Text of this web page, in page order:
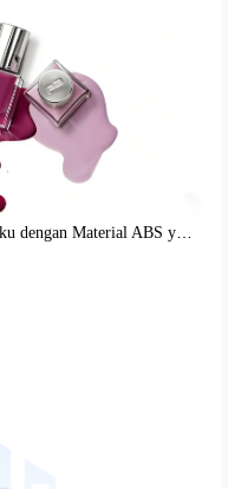
Cara Atasi Masalah Lepasnya Stiker Kuku dengan Material ABS yang Lebih Stabil dan Dapat Digunakan Berulang